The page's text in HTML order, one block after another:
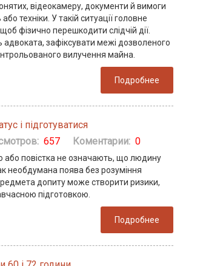
відеокамеру, документи й вимоги
техніки. У такій ситуації головне
фізично перешкодити слідчій дії.
адвоката, зафіксувати межі дозволеного
вилучення майна.
Подробнее
і підготуватися
657 Коментарии: 0
або повістка не означають, що людину
поява без розуміння
допиту може створити ризики,
підготовкою.
Подробнее